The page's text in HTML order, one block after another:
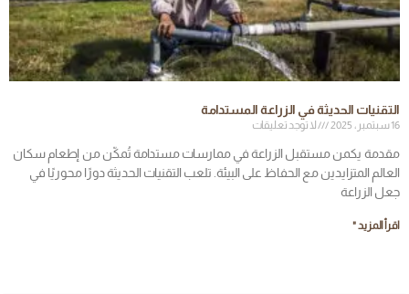
التقنيات الحديثة في الزراعة المستدامة
16 سبتمبر، 2025 لا توجد تعليقات
مقدمة يكمن مستقبل الزراعة في ممارسات مستدامة تُمكّن من إطعام سكان
العالم المتزايدين مع الحفاظ على البيئة. تلعب التقنيات الحديثة دورًا محوريًا في
جعل الزراعة
اقرأ المزيد "